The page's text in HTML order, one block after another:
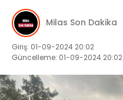
SPOR
VEFAT
GENEL
İLETIŞIM
Milas Son Dakika
Giriş: 01-09-2024 20:02
Güncelleme: 01-09-2024 20:02